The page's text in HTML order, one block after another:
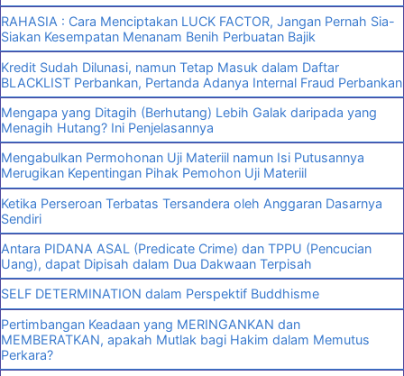
RAHASIA : Cara Menciptakan LUCK FACTOR, Jangan Pernah Sia-
Siakan Kesempatan Menanam Benih Perbuatan Bajik
Kredit Sudah Dilunasi, namun Tetap Masuk dalam Daftar
BLACKLIST Perbankan, Pertanda Adanya Internal Fraud Perbankan
Mengapa yang Ditagih (Berhutang) Lebih Galak daripada yang
Menagih Hutang? Ini Penjelasannya
Mengabulkan Permohonan Uji Materiil namun Isi Putusannya
Merugikan Kepentingan Pihak Pemohon Uji Materiil
Ketika Perseroan Terbatas Tersandera oleh Anggaran Dasarnya
Sendiri
Antara PIDANA ASAL (Predicate Crime) dan TPPU (Pencucian
Uang), dapat Dipisah dalam Dua Dakwaan Terpisah
SELF DETERMINATION dalam Perspektif Buddhisme
Pertimbangan Keadaan yang MERINGANKAN dan
MEMBERATKAN, apakah Mutlak bagi Hakim dalam Memutus
Perkara?